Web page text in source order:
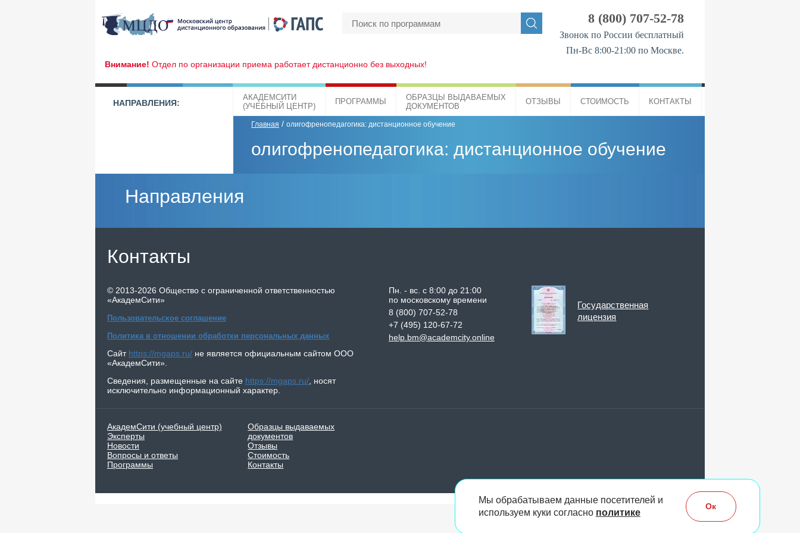
8 (800) 707-52-78
Звонок по России бесплатный
Пн-Вс 8:00-21:00 по Москве.
Внимание! Отдел по организации приема работает дистанционно без выходных!
НАПРАВЛЕНИЯ:
АКАДЕМСИТИ
(УЧЕБНЫЙ ЦЕНТР)
ПРОГРАММЫ
ОБРАЗЦЫ ВЫДАВАЕМЫХ
ДОКУМЕНТОВ
ОТЗЫВЫ СТОИМОСТЬ КОНТАКТЫ
Главная / олигофренопедагогика: дистанционное обучение
олигофренопедагогика: дистанционное обучение
Направления
Контакты
© 2013-2026 Общество с ограниченной ответственностью
«АкадемСити»
Пользовательское соглашение
Политика в отношении обработки персональных данных
Сайт https://mgaps.ru/ не является официальным сайтом ООО
«АкадемСити»
Сведения, размещенные на сайте https://mgaps.ru/ носят
исключительно информационный характер.
Пн. - вс. с 8:00 до 21:00
по московскому времени
8 (800) 707-52-78
+7 (495) 120-67-72
help.bm@academcity.online
Государственная
лицензия
АкадемСити (учебный центр)
Эксперты
Новости
Вопросы и ответы
Программы
Образцы выдаваемых
документов
Отзывы
Стоимость
Контакты
Мы обрабатываем данные посетителей и
используем куки согласно политике
Ок